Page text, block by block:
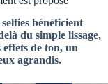
bénéficient
du simple lissage,
effets de ton, un
agrandis.